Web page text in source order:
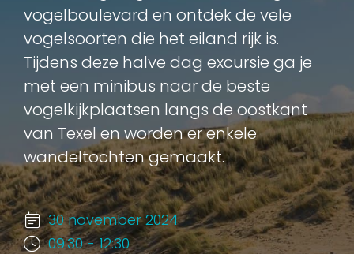
vogelboulevard en ontdek de vele
vogelsoorten die het eiland rijk is.
Tijdens deze halve dag excursie ga je
met een minibus naar de beste
vogelkijkplaatsen langs de oostkant
van Texel en worden er enkele
wandeltochten gemaakt.
30 november 2024
09:30 - 12:30